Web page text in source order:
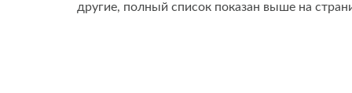
другие, полный список показан выше на